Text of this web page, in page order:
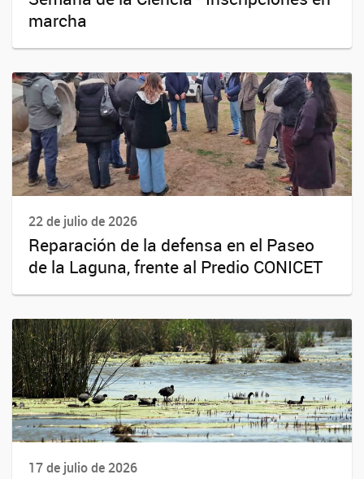
marcha
22 de julio de 2026
Reparación de la defensa en el Paseo
de la Laguna, frente al Predio CONICET
17 de julio de 2026